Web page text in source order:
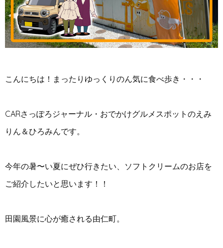
こんにちは！まったりゆっくりのん気に食べ歩き・・・
CARさっぽろジャーナル・おでかけグルメスポットのえみ
りん＆ひろみんです。
今年の暑〜い夏にぜひ行きたい、ソフトクリームのお店を
ご紹介したいと思います！！
田園風景に心が癒される由仁町。